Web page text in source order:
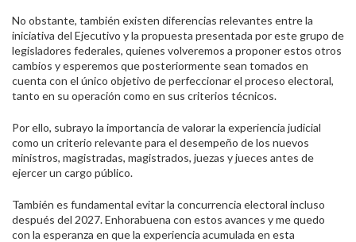
No obstante, también existen diferencias relevantes entre la
iniciativa del Ejecutivo y la propuesta presentada por este grupo de
legisladores federales, quienes volveremos a proponer estos otros
cambios y esperemos que posteriormente sean tomados en
cuenta con el único objetivo de perfeccionar el proceso electoral,
tanto en su operación como en sus criterios técnicos.
Por ello, subrayo la importancia de valorar la experiencia judicial
como un criterio relevante para el desempeño de los nuevos
ministros, magistradas, magistrados, juezas y jueces antes de
ejercer un cargo público.
También es fundamental evitar la concurrencia electoral incluso
después del 2027. Enhorabuena con estos avances y me quedo
con la esperanza en que la experiencia acumulada en esta